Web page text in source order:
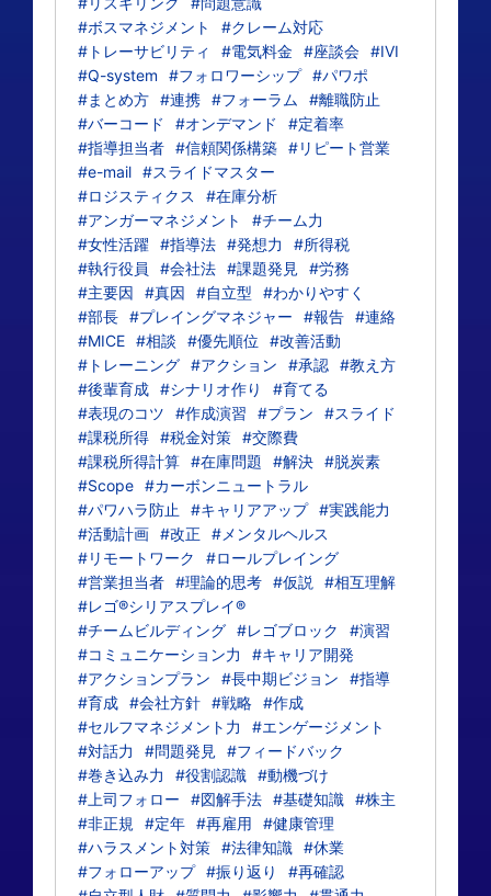
#ボスマネジメント
#クレーム対応
#トレーサビリティ
#電気料金 #座談会 #IVI
#Q-system
#フォロワーシップ #パワポ
#まとめ方 #連携 #フォーラム
#離職防止
#バーコード
#オンデマンド
#定着率
#指導担当者 #信頼関係構築 #リピート営業
#e-mail #スライドマスター
#ロジスティクス
#在庫分析
#アンガーマネジメント
#チーム力
#女性活躍 #指導法 #発想力
#所得税
#執行役員
#会社法 #課題発見
#労務
#主要因
#真因 #自立型
#わかりやすく
#部長 #プレイングマネジャー #報告 #連絡
#MICE #相談 #優先順位
#改善活動
#トレーニング #アクション #承認 #教え方
#後輩育成 #シナリオ作り
#育てる
#表現のコツ
#作成演習 #プラン
#スライド
#課税所得 #税金対策 #交際費
#課税所得計算 #在庫問題 #解決 #脱炭素
#Scope #カーボンニュートラル
#パワハラ防止
#キャリアアップ #実践能力
#活動計画 #改正
#メンタルヘルス
#リモートワーク
#ロールプレイング
#営業担当者 #理論的思考 #仮説
#相互理解
#レゴ®シリアスプレイ®
#チームビルディング #レゴブロック
#演習
#コミュニケーション力
#キャリア開発
#アクションプラン
#長中期ビジョン
#指導
#育成 #会社方針 #戦略 #作成
#セルフマネジメント力
#エンゲージメント
#対話力
#問題発見
#フィードバック
#巻き込み力
#役割認識 #動機づけ
#上司フォロー
#図解手法 #基礎知識 #株主
#非正規
#定年 #再雇用
#健康管理
#ハラスメント対策 #法律知識 #休業
#フォローアップ #振り返り
#再確認